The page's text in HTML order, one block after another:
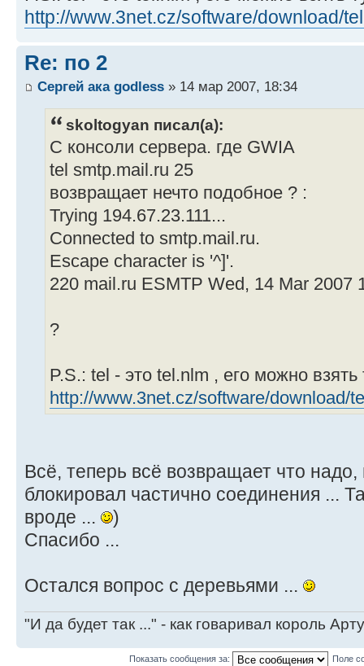
http://www.3net.cz/software/download/
Re: по 2
Сергей ака godless » 14 мар 2007, 18:34
skoltogyan писал(а):
С консоли сервера. где GWIA
tel smtp.mail.ru 25
возвращает нечто подобное ? :
Trying 194.67.23.111...
Connected to smtp.mail.ru.
Escape character is '^]'.
220 mail.ru ESMTP Wed, 14 Mar 2007
?
P.S.: tel - это tel.nlm , его можно взять
http://www.3net.cz/software/download/
Всё, теперь всё возвращает что
блокировал частично соединения ...
вроде ...
)
Спасибо ...
Остался вопрос с деревьями ...
"И да будет так ..." - как говаривал король
Показать сообщения за: Поле